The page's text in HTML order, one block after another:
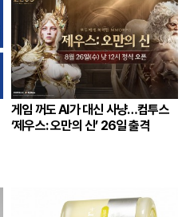
게임 꺼도 AI가 대신 사냥…컴투스
‘제우스: 오만의 신’ 26일 출격